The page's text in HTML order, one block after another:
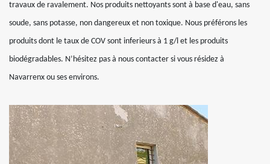
travaux de ravalement. Nos produits nettoyants sont à base d'eau, sans
soude, sans potasse, non dangereux et non toxique. Nous préférons les
produits dont le taux de COV sont inferieurs à 1 g/l et les produits
biodégradables. N’hésitez pas à nous contacter si vous résidez à
Navarrenx ou ses environs.